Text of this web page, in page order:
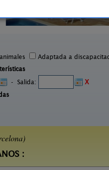
Adaptada a
- Salida:
X
: